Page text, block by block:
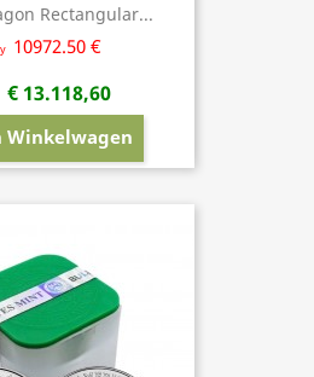
Rectangular...
10972.50 €
€ 13.118,60
Winkelwagen